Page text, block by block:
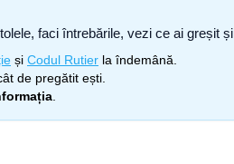
faci întrebările, vezi ce ai
și Codul Rutier la îndemână.
de pregătit ești.